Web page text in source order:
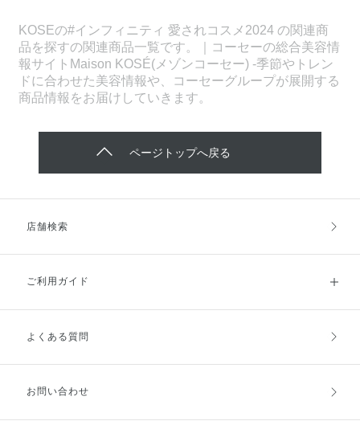
KOSEの#インフィニティ 愛されコスメ2024 の関連商
品を探すの関連商品一覧です。｜コーセーの総合美容情
報サイトMaison KOSÉ(メゾンコーセー) -季節やトレン
ドに合わせた美容情報や、コーセーグループが展開する
商品情報をお届けしていきます。
ページトップへ戻る
店舗検索
ご利用ガイド
ご利用ガイドトップ
お支払方法
よくある質問
お問い合わせ